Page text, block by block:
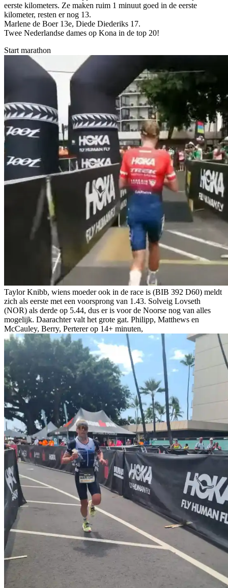
eerste kilometers. Ze maken ruim 1 minuut goed in de eerste
kilometer, resten er nog 13.
Marlene de Boer 13e, Diede Diederiks 17.
Twee Nederlandse dames op Kona in de top 20!
Start marathon
Taylor Knibb, wiens moeder ook in de race is (BIB 392 D60) meldt
zich als eerste met een voorsprong van 1.43. Solveig Lovseth
(NOR) als derde op 5.44, dus er is voor de Noorse nog van alles
mogelijk. Daarachter valt het grote gat. Philipp, Matthews en
McCauley, Berry, Perterer op 14+ minuten,